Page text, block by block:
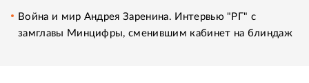
Война и мир Андрея Заренина. Интервью "РГ" с
замглавы Минцифры, сменившим кабинет на блиндаж